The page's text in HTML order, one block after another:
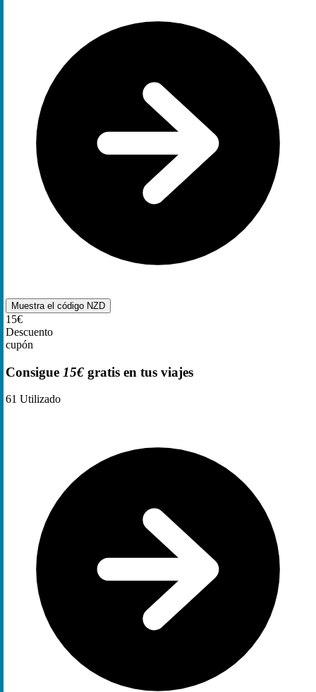
Muestra el código NZD
15€
Descuento
cupón
Consigue 15€ gratis en tus viajes
61 Utilizado